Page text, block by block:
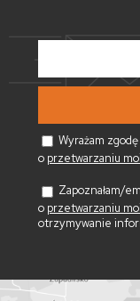
*
Wyrażam
o przetwarzaniu
Zapoznałam/
o przetwarzaniu
otrzymywanie